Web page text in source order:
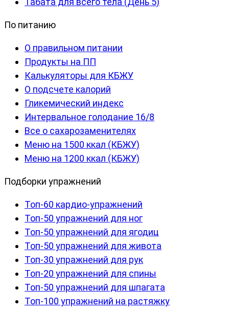
По питанию
О правильном питании
Продукты на ПП
Калькуляторы для КБЖУ
О подсчете калорий
Гликемический индекс
Интервальное голодание 16/8
Все о сахарозаменителях
Меню на 1500 ккал (КБЖУ)
Меню на 1200 ккал (КБЖУ)
Подборки упражнений
Топ-60 кардио-упражнений
Топ-50 упражнений для ног
Топ-50 упражнений для ягодиц
Топ-50 упражнений для живота
Топ-30 упражнений для рук
Топ-20 упражнений для спины
Топ-50 упражнений для шпагата
Топ-100 упражнений на растяжку